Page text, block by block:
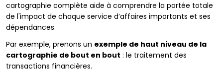
cartographie complète aide à comprendre la portée totale
de l'impact de chaque service d’affaires importants et ses
dépendances.
Par exemple, prenons un exemple de haut niveau de la
cartographie de bout en bout : le traitement des
transactions financières.